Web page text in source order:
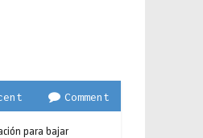
Comment
para bajar